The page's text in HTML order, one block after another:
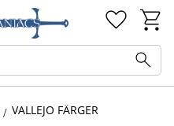
VALLEJO FÄRGER